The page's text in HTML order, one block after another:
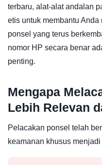
terbaru, alat-alat andalan
etis untuk membantu
ponsel yang terus
nomor HP secara benar
penting.
Mengapa
Lebih Relevan
Pelacakan ponsel telah
keamanan khusus